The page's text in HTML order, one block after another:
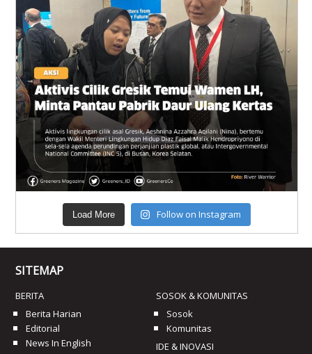
Load More Follow on Instagram
SITEMAP
BERITA
Berita Harian
Editorial
News In English
SOSOK & KOMUNITAS
Sosok
Komunitas
IDE & INOVASI